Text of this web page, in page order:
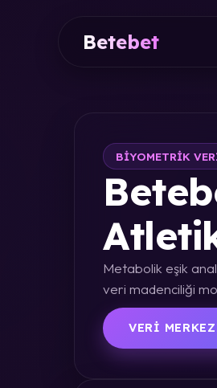
Betebet
BIYOMETRIK
Metabolik eşik
veri madenciliği
VERI